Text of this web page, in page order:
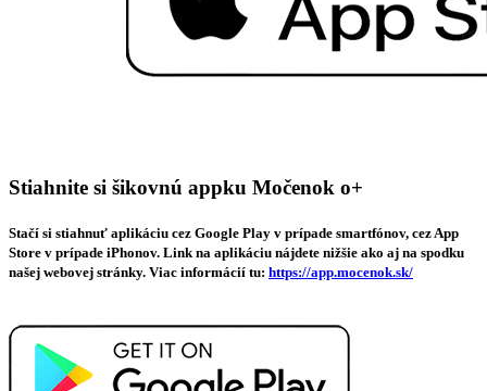
Stiahnite si šikovnú appku Močenok o+
Stačí si stiahnuť aplikáciu cez Google Play v prípade smartfónov, cez App
Store v prípade iPhonov. Link na aplikáciu nájdete nižšie ako aj na spodku
našej webovej stránky. Viac informácií tu: https://app.mocenok.sk/